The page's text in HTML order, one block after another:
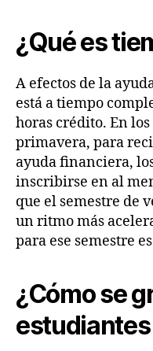
¿Qué es
A efectos de la
está a tiempo
horas crédito. En
primavera, para
ayuda financiera,
inscribirse en al
que el semestre de
un ritmo más
para ese semestre
¿Cómo se